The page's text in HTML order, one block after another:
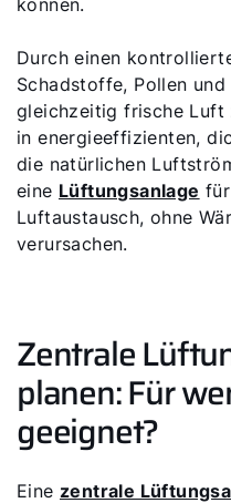
können.
Durch einen
Schadstoffe, Pollen
gleichzeitig frische Luft
in energieeffizienten,
die natürlichen
eine Lüftungsanlage
Luftaustausch, ohne
verursachen.
Zentrale
planen: Für
geeignet?
Eine zentrale